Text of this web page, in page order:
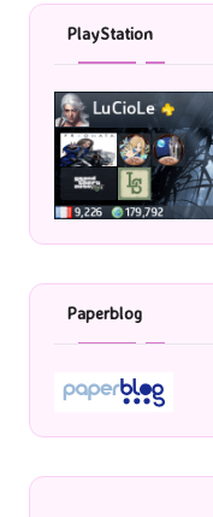
PlayStation
Paperblog